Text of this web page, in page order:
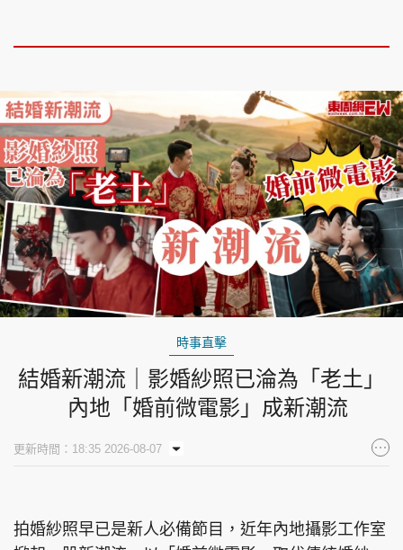
時事直擊
結婚新潮流｜影婚紗照已淪為「老土」
內地「婚前微電影」成新潮流
更新時間：18:35 2026-08-07
拍婚紗照早已是新人必備節目，近年內地攝影工作室